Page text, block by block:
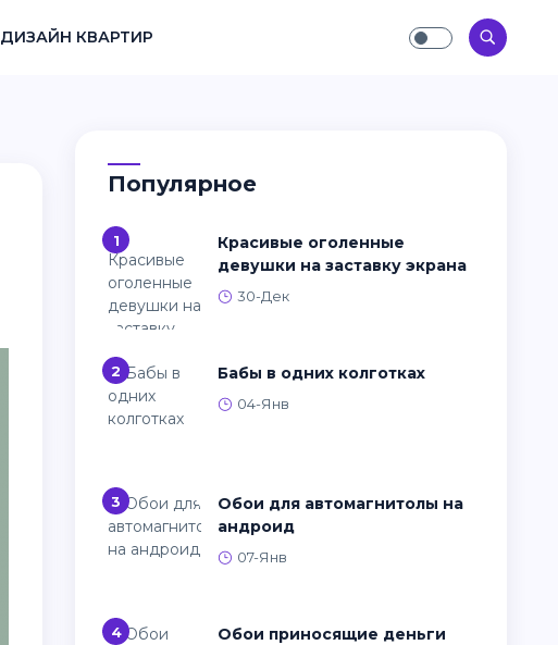
ДИЗАЙН КВАРТИР
Популярное
1
Красивые оголенные
девушки на заставку экрана
30-Дек
2 Бабы в одних колготках
04-Янв
3
Обои для автомагнитолы на
андроид
07-Янв
4 Обои приносящие деньги